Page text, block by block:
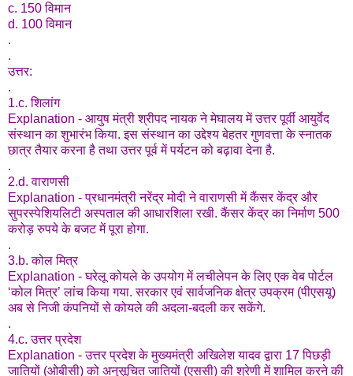
c. 150 विमान
d. 100 विमान
.
.
उत्तर:
.
1.c. शिलांग
Explanation - आयुष मंत्री श्रीपद नायक ने मेघालय में उत्तर पूर्वी आयुर्वेद
संस्थान का शुभारंभ किया. इस संस्थान का उद्देश्य बेहतर गुणवत्ता के स्नातक
छात्र तैयार करना है तथा उत्तर पूर्व में पर्यटन को बढ़ावा देना है.
.
2.d. वाराणसी
Explanation - प्रधानमंत्री नरेंद्र मोदी ने वाराणसी में कैंसर केंद्र और
सुपरस्पेशियलिटी अस्पताल की आधारशिला रखी. कैंसर केंद्र का निर्माण 500
करोड़ रुपये के बजट में पूरा होगा.
.
3.b. कोल मित्र
Explanation - घरेलू कोयले के उपयोग में लचीलेपन के लिए एक वेब पोर्टल
‘कोल मित्र’ लांच किया गया. सरकार एवं सार्वजनिक क्षेत्र उपक्रम (पीएसयू)
अब से निजी कंपनियों से कोयले की अदला-बदली कर सकेंगे.
.
4.c. उत्तर प्रदेश
Explanation - उत्तर प्रदेश के मुख्यमंत्री अखिलेश यादव द्वारा 17 पिछड़ी
जातियों (ओबीसी) को अनुसूचित जातियों (एससी) की श्रेणी में शामिल करने की